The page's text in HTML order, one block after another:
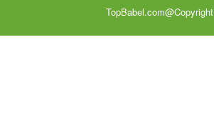
TopBabel.com@Copyright